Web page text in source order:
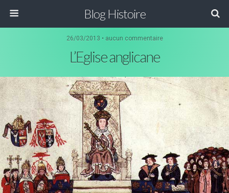
Blog Histoire
26/03/2013 • aucun commentaire
L’Eglise anglicane